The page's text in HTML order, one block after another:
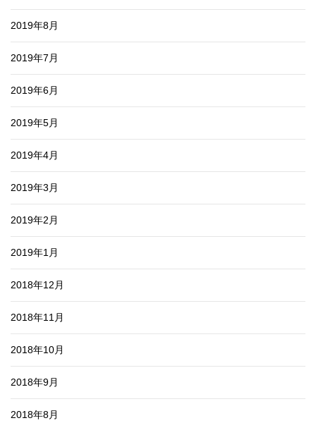
2019年8月
2019年7月
2019年6月
2019年5月
2019年4月
2019年3月
2019年2月
2019年1月
2018年12月
2018年11月
2018年10月
2018年9月
2018年8月